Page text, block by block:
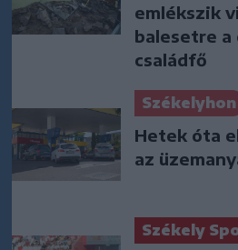
emlékszik
balesetre a
családfő
Székelyhon
Hetek óta
az
Székely